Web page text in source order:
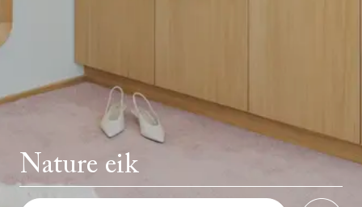
Nature eik